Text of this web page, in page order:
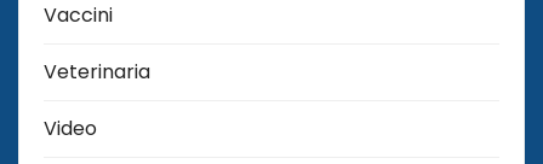
Vaccini
Veterinaria
Video